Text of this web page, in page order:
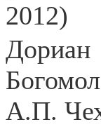
2012)
А.П.